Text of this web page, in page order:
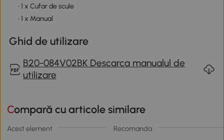
• 1 x Cufar de scule
• 1 x Manual
Ghid de utilizare
B20-084V02BK Descarca manualul de
utilizare
Compară cu articole similare
Acest element Recomanda